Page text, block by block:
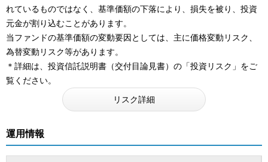
れているものではなく、基準価額の下落により、損失を被り、投資
元金が割り込むことがあります。
当ファンドの基準価額の変動要因としては、主に価格変動リスク、
為替変動リスク等があります。
＊詳細は、投資信託説明書（交付目論見書）の「投資リスク」をご
覧ください。
リスク詳細
運用情報